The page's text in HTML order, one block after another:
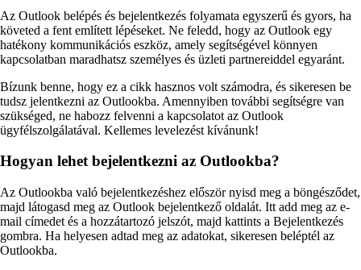
Az Outlook belépés és bejelentkezés folyamata egyszerű és gyors, ha
követed a fent említett lépéseket. Ne feledd, hogy az Outlook egy
hatékony kommunikációs eszköz, amely segítségével könnyen
kapcsolatban maradhatsz személyes és üzleti partnereiddel egyaránt.
Bízunk benne, hogy ez a cikk hasznos volt számodra, és sikeresen be
tudsz jelentkezni az Outlookba. Amennyiben további segítségre van
szükséged, ne habozz felvenni a kapcsolatot az Outlook
ügyfélszolgálatával. Kellemes levelezést kívánunk!
Hogyan lehet bejelentkezni az Outlookba?
Az Outlookba való bejelentkezéshez először nyisd meg a böngésződet,
majd látogasd meg az Outlook bejelentkező oldalát. Itt add meg az e-
mail címedet és a hozzátartozó jelszót, majd kattints a Bejelentkezés
gombra. Ha helyesen adtad meg az adatokat, sikeresen beléptél az
Outlookba.